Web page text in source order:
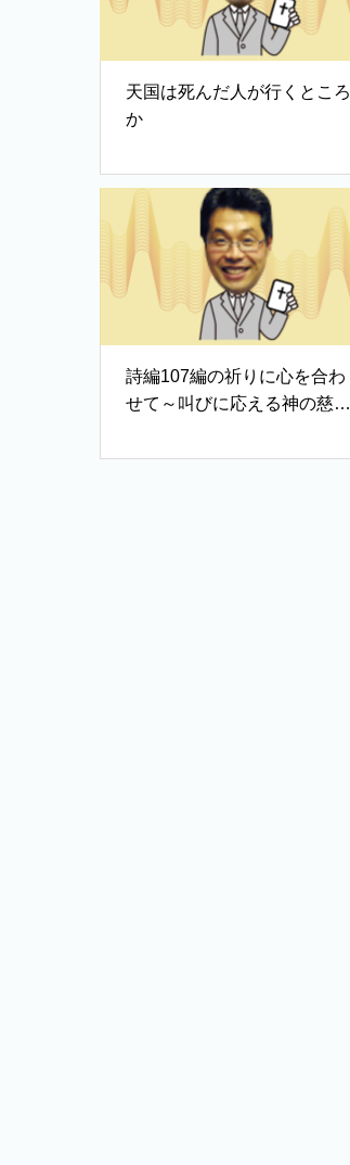
天国は死んだ人が行くところ
か
詩編107編の祈りに心を合わ
せて～叫びに応える神の慈し